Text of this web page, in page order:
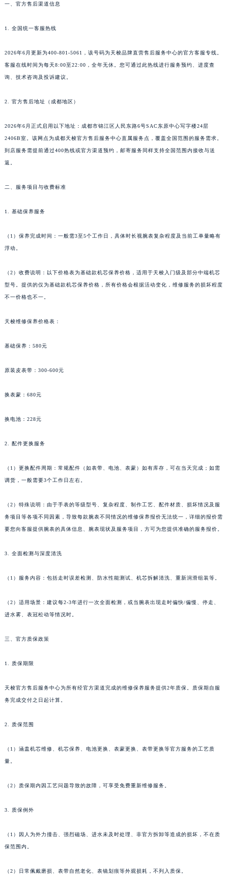
一、官方售后渠道信息
1. 全国统一客服热线
2026年6月更新为400-801-5061，该号码为天梭品牌直营售后服务中心的官方客服专线。
客服在线时间为每天8:00至22:00，全年无休。您可通过此热线进行服务预约、进度查
询、技术咨询及投诉建议。
2. 官方售后地址（成都地区）
2026年6月正式启用以下地址：成都市锦江区人民东路6号SAC东原中心写字楼24层
2406B室。该网点为成都天梭官方售后服务中心直属服务点，覆盖全国范围的服务需求。
到店服务需提前通过400热线或官方渠道预约，邮寄服务同样支持全国范围内接收与送
返。
二、服务项目与收费标准
1. 基础保养服务
（1）保养完成时间：一般需3至5个工作日，具体时长视腕表复杂程度及当前工单量略有
浮动。
（2）收费说明：以下价格表为基础款机芯保养价格，适用于天梭入门级及部分中端机芯
型号。提供的仅为基础款机芯保养价格，所有价格会根据活动变化，维修服务的损坏程度
不一价格也不一。
天梭维修保养价格表：
基础保养：580元
原装皮表带：300-600元
换表蒙：680元
换电池：228元
2. 配件更换服务
（1）更换配件周期：常规配件（如表带、电池、表蒙）如有库存，可在当天完成；如需
调货，一般需要3个工作日左右。
（2）特殊说明：由于手表的等级型号、复杂程度、制作工艺、配件材质、损坏情况及服
务项目等各项不同因素，导致每款腕表不同情况的维修保养报价无法统一，详细的报价需
要您向客服提供腕表的具体信息、腕表现状及服务项目，方可为您提供准确的服务报价。
3. 全面检测与深度清洗
（1）服务内容：包括走时误差检测、防水性能测试、机芯拆解清洗、重新润滑组装等。
（2）适用场景：建议每2-3年进行一次全面检测，或当腕表出现走时偏快/偏慢、停走、
进水雾、表冠松动等情况时。
三、官方质保政策
1. 质保期限
天梭官方售后服务中心为所有经官方渠道完成的维修保养服务提供2年质保。质保期自服
务完成交付之日起计算。
2. 质保范围
（1）涵盖机芯维修、机芯保养、电池更换、表蒙更换、表带更换等官方服务的工艺质
量。
（2）质保期内因工艺问题导致的故障，可享受免费重新维修服务。
3. 质保例外
（1）因人为外力撞击、强烈磁场、进水未及时处理、非官方拆卸等造成的损坏，不在质
保范围内。
（2）日常佩戴磨损、表带自然老化、表镜划痕等外观损耗，不列入质保。